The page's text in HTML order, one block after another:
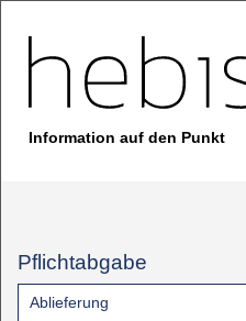
Information auf den Punkt
Pflichtabgabe
Ablieferung